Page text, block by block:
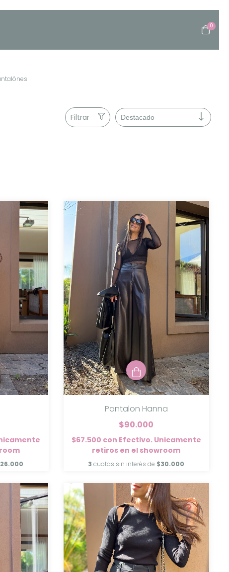
0
Filtrar
Pantalon Hanna
$90.000
$67.500 con Efectivo. Unicamente
retiros en el showroom
3 cuotas sin interés de $30.000